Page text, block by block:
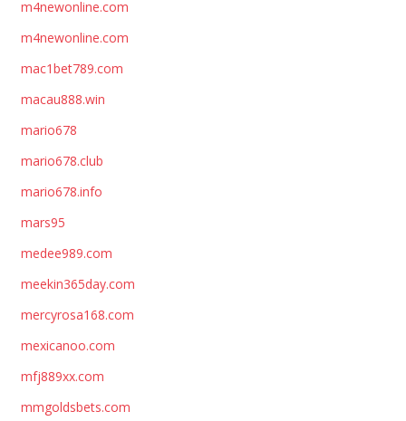
m4newonline.com
m4newonline.com
mac1bet789.com
macau888.win
mario678
mario678.club
mario678.info
mars95
medee989.com
meekin365day.com
mercyrosa168.com
mexicanoo.com
mfj889xx.com
mmgoldsbets.com